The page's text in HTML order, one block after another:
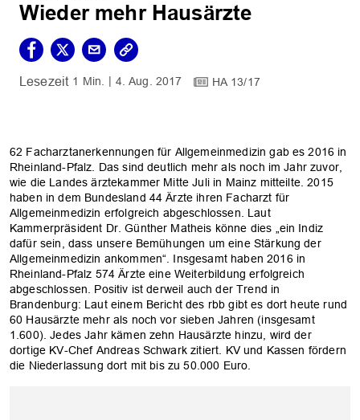
Wieder mehr Hausärzte
1 Min. 4. Aug. 2017 HA 13/17
62 Facharztanerkennungen für Allgemeinmedizin gab es 2016 in
Rheinland-Pfalz. Das sind deutlich mehr als noch im Jahr zuvor,
wie die Landes ärztekammer Mitte Juli in Mainz mitteilte. 2015
haben in dem Bundesland 44 Ärzte ihren Facharzt für
Allgemeinmedizin erfolgreich abgeschlossen. Laut
Kammerpräsident Dr. Günther Matheis könne dies „ein Indiz
dafür sein, dass unsere Bemühungen um eine Stärkung der
Allgemeinmedizin ankommen“. Insgesamt haben 2016 in
Rheinland-Pfalz 574 Ärzte eine Weiterbildung erfolgreich
abgeschlossen. Positiv ist derweil auch der Trend in
Brandenburg: Laut einem Bericht des rbb gibt es dort heute rund
60 Hausärzte mehr als noch vor sieben Jahren (insgesamt
1.600). Jedes Jahr kämen zehn Hausärzte hinzu, wird der
dortige KV-Chef Andreas Schwark zitiert. KV und Kassen fördern
die Niederlassung dort mit bis zu 50.000 Euro.